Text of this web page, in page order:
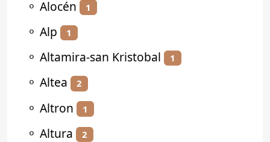
⚬ Alocén 1
⚬ Alp 1
⚬ Altamira-san Kristobal 1
⚬ Altea 2
⚬ Altron 1
⚬ Altura 2